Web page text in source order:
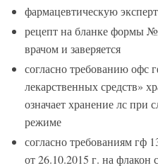
фармацевтическую
рецепт на бланке формы
врачом и заверяется
согласно требованию офс
лекарственных средств»
означает хранение лс
режиме
согласно требованиям гф
от 26.10.2015 г. на